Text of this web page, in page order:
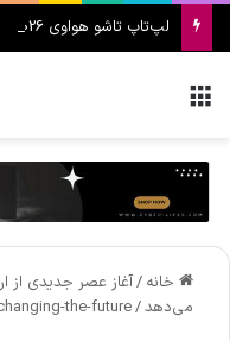
لپ‌تاپ تاشو هواوی MateBook Fold 2026 معرفی شد
خانه /
می‌دهد/
the-future